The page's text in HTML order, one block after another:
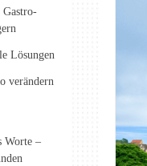
Gastro-
Lösungen
verändern
Worte –